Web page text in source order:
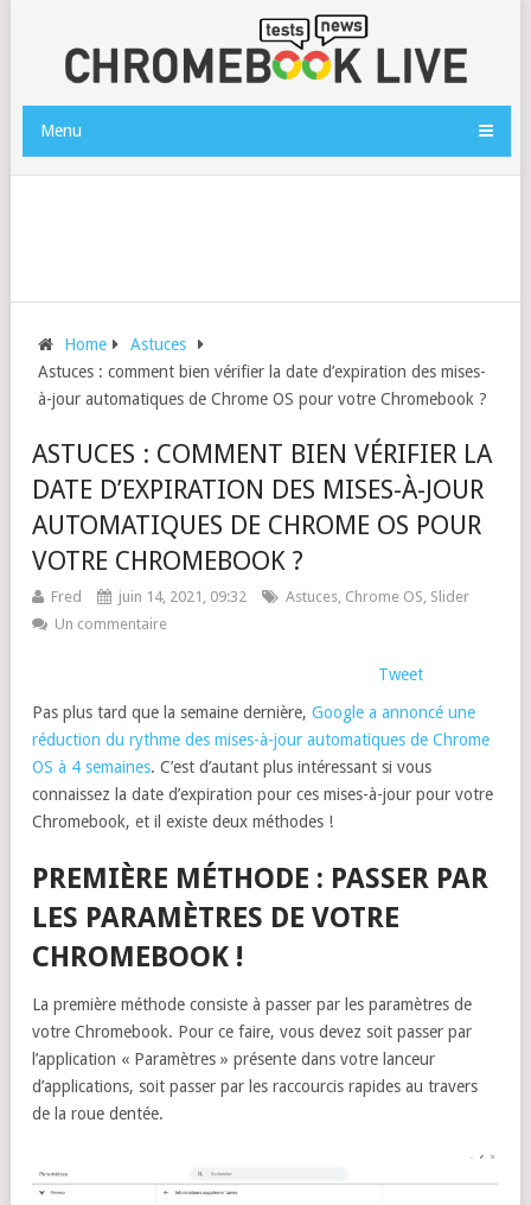
Menu
Home
Astuces
Astuces : comment bien vérifier la date d’expiration des mises-
à-jour automatiques de Chrome OS pour votre Chromebook ?
ASTUCES : COMMENT BIEN VÉRIFIER LA
DATE D’EXPIRATION DES MISES-À-JOUR
AUTOMATIQUES DE CHROME OS POUR
VOTRE CHROMEBOOK ?
Fred juin 14, 2021, 09:32 Astuces, Chrome OS, Slider
Un commentaire
Tweet
Pas plus tard que la semaine dernière, Google a annoncé une
réduction du rythme des mises-à-jour automatiques de Chrome
OS à 4 semaines. C’est d’autant plus intéressant si vous
connaissez la date d’expiration pour ces mises-à-jour pour votre
Chromebook, et il existe deux méthodes !
PREMIÈRE MÉTHODE : PASSER PAR
LES PARAMÈTRES DE VOTRE
CHROMEBOOK !
La première méthode consiste à passer par les paramètres de
votre Chromebook. Pour ce faire, vous devez soit passer par
l’application « Paramètres » présente dans votre lanceur
d’applications, soit passer par les raccourcis rapides au travers
de la roue dentée.